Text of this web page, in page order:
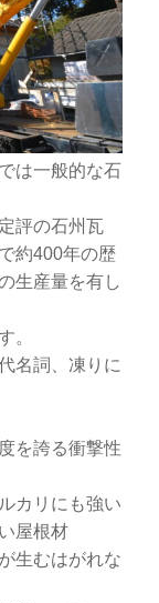
は一般的な石
評の石州瓦
約400年の歴
生産量を有し
。
名詞、凍りに
を誇る衝撃性
カリにも強い
屋根材
生むはがれな